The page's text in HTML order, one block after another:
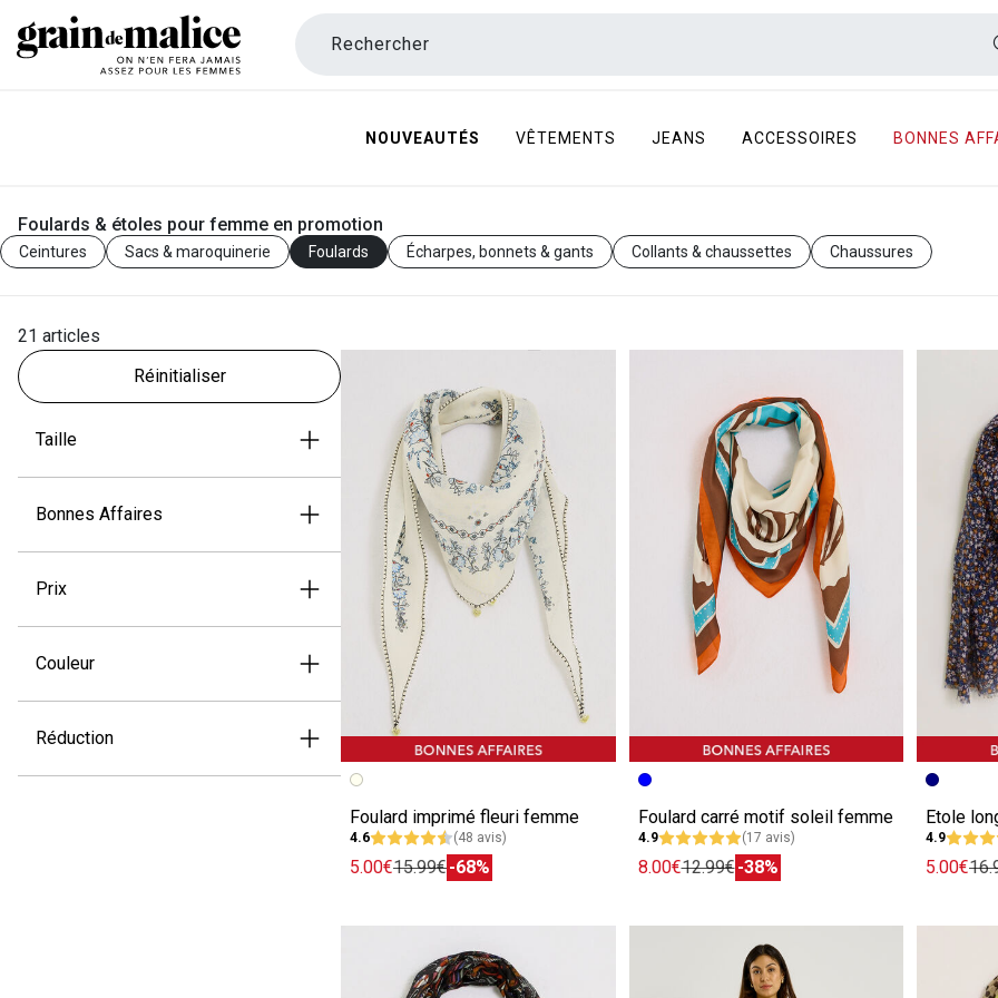
Rechercher
NOUVEAUTÉS VÊTEMENTS JEANS ACCESSOIRES BONNES
Foulards & étoles pour femme en promotion
Ceintures Sacs & maroquinerie Foulards Écharpes, bonnets & gants Collants & chaussettes Chaussures
21 articles
Réinitialiser
Taille
Bonnes Affaires
Prix
Couleur
Réduction
Image précédente
Image suivante
Foulard imprimé fleuri femme
4.6 (48 avis)
5.00€15.99€-68%
Image précédente
Image suivante
Foulard carré motif soleil femme
4.9 (17 avis)
8.00€12.99€-38%
Image
Image
4.9
5.00€